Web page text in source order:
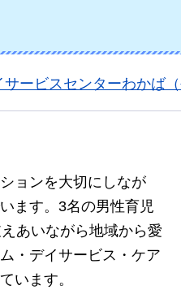
ービスセンターわかば（
ョンを大切にしなが
ます。3名の男性育児
あいながら地域から愛
・デイサービス・ケア
います。